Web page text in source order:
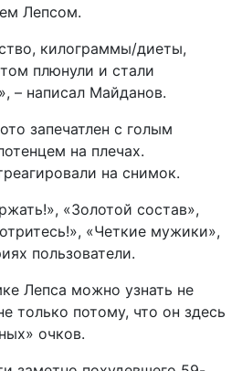
Лепсом.
килограммы/диеты,
плюнули и стали
– написал Майданов.
запечатлен с голым
на плечах.
на снимок.
«Золотой состав»,
«Четкие мужики»,
пользователи.
Лепса можно узнать не
только потому, что он здесь
очков.